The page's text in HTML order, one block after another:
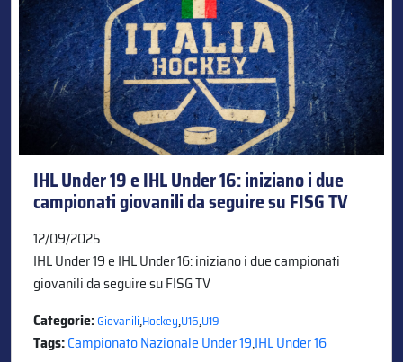
IHL Under 19 e IHL Under 16: iniziano i due
campionati giovanili da seguire su FISG TV
12/09/2025
IHL Under 19 e IHL Under 16: iniziano i due campionati
giovanili da seguire su FISG TV
Categorie:Giovanili,Hockey,U16,U19
Tags:Campionato Nazionale Under 19,IHL Under 16